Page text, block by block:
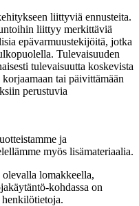
liittyviä ennusteita.
liittyy merkittäviä
epävarmuustekijöitä, jotka
Tulevaisuuden
tulevaisuutta koskevista
tai päivittämään
perustuvia
ja
myös lisämateriaalia.
lomakkeella,
-kohdassa on